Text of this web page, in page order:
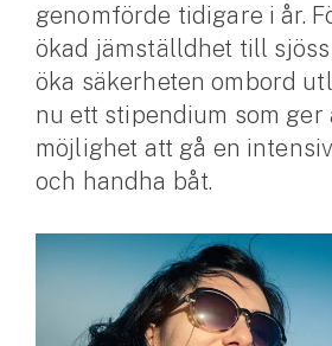
Husvagnsförsäkring
Motorcykel
Mc-försäkring
Märkesförsäkringar
Märkesförsäkringar
genomförde tidigare i år.
ökad jämställdhet till
öka säkerheten ombord
nu ett stipendium som ger
möjlighet att gå en
och handha båt.